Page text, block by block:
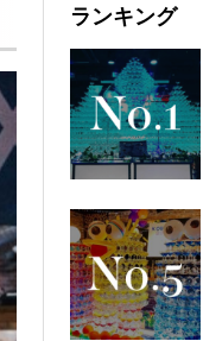
ランキング